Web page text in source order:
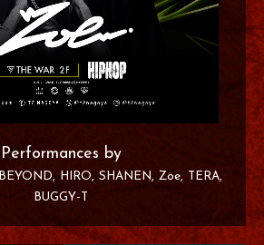
Performances by
BEYOND HIRO SHANEN Zoe
TERA
BUGGY-T